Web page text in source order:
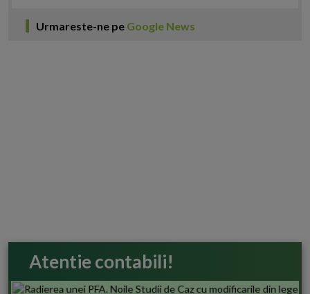
Urmareste-ne pe Google News
Atentie contabili!